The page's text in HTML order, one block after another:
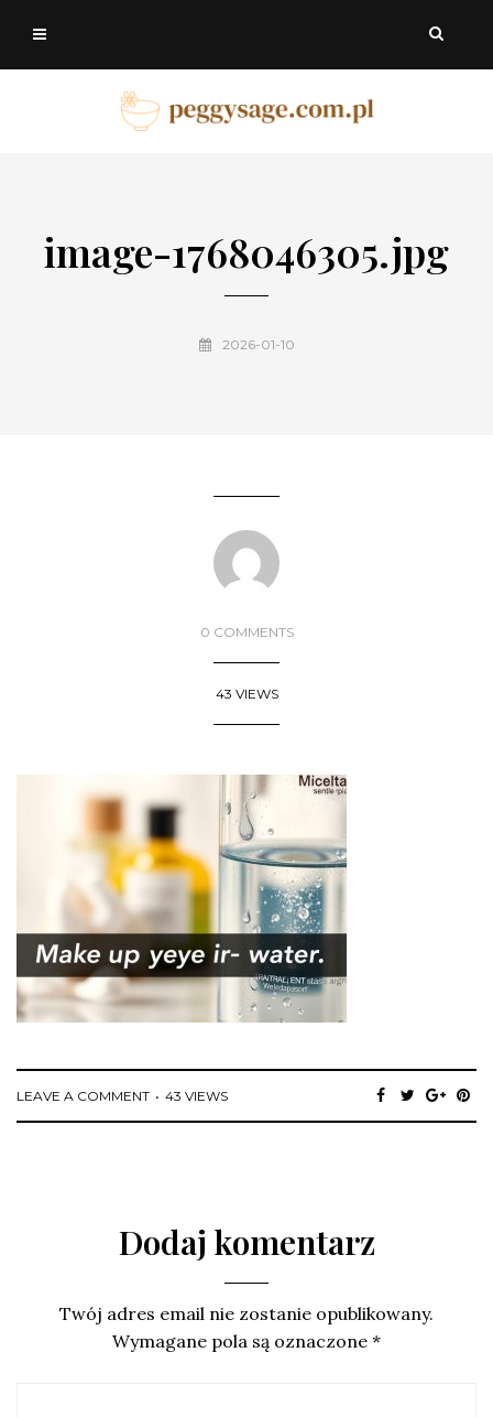
image-1768046305.jpg
2026-01-10
0 COMMENTS
43 VIEWS
LEAVE A COMMENT 43 VIEWS
Dodaj komentarz
Twój adres email nie zostanie opublikowany.
Wymagane pola są oznaczone *